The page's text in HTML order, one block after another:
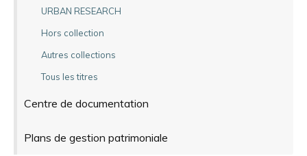
URBAN RESEARCH
Hors collection
Autres collections
Tous les titres
Centre de documentation
Plans de gestion patrimoniale